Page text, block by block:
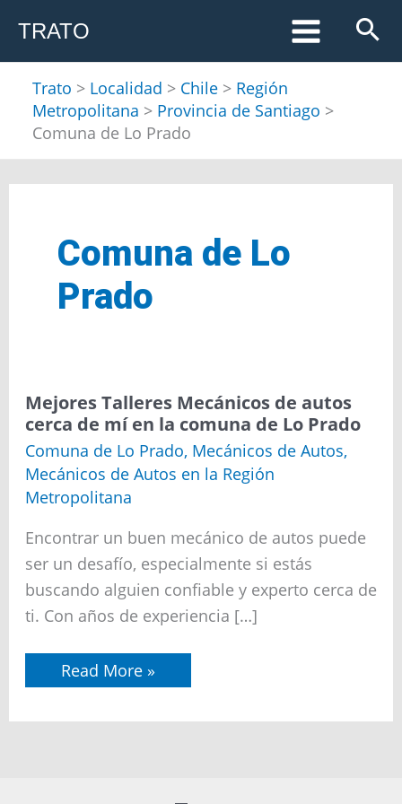
contenido
TRATO
Trato > Localidad > Chile > Región
Metropolitana > Provincia de Santiago >
Comuna de Lo Prado
Comuna de Lo
Prado
Mejores Talleres Mecánicos de autos
cerca de mí en la comuna de Lo Prado
Comuna de Lo Prado, Mecánicos de Autos,
Mecánicos de Autos en la Región
Metropolitana
Encontrar un buen mecánico de autos puede
ser un desafío, especialmente si estás
buscando alguien confiable y experto cerca de
ti. Con años de experiencia […]
Mejores
Talleres
Mecánicos
de
autos
cerca
de
mí
en
la
comuna
de
Lo
Prado
Read More »